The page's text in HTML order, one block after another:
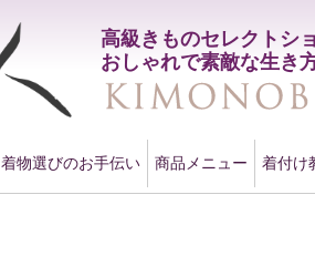
高級きものセレクトシ
おしゃれで素敵な生き
着物選びのお手伝い 商品メニュー 着付け